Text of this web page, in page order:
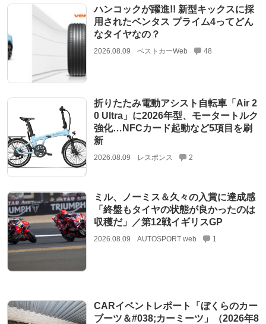
ハンコックが躍進!! 新型キックスに採
用されたベンタス プライム4ってどん
なタイヤなの？
2026.08.09 ベストカーWeb 48
折りたたみ電動アシスト自転車「Air 2
0 Ultra」に2026年型、モータートルク
強化…NFCカード起動など5項目を刷
新
2026.08.09 レスポンス 2
ミル、ノーミス＆久々の入賞に達成感
「終盤もタイヤの状態が良かったのは
収穫だ」／第12戦イギリスGP
2026.08.09 AUTOSPORT web 1
CARイベントレポート「ぼくらのカー
ブーツ＆#038;カーミーツ」（2026年8